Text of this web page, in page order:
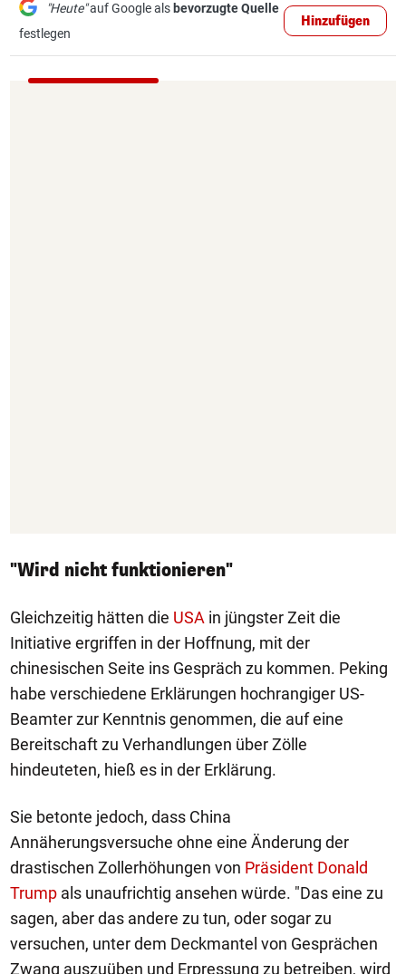
"Heute"auf Google als bevorzugte Quelle
festlegen
Hinzufügen
"Wird nicht funktionieren"
Gleichzeitig hätten die USA in jüngster Zeit die
Initiative ergriffen in der Hoffnung, mit der
chinesischen Seite ins Gespräch zu kommen. Peking
habe verschiedene Erklärungen hochrangiger US-
Beamter zur Kenntnis genommen, die auf eine
Bereitschaft zu Verhandlungen über Zölle
hindeuteten, hieß es in der Erklärung.
Sie betonte jedoch, dass China
Annäherungsversuche ohne eine Änderung der
drastischen Zollerhöhungen von Präsident Donald
Trump als unaufrichtig ansehen würde. "Das eine zu
sagen, aber das andere zu tun, oder sogar zu
versuchen, unter dem Deckmantel von Gesprächen
Zwang auszuüben und Erpressung zu betreiben, wird